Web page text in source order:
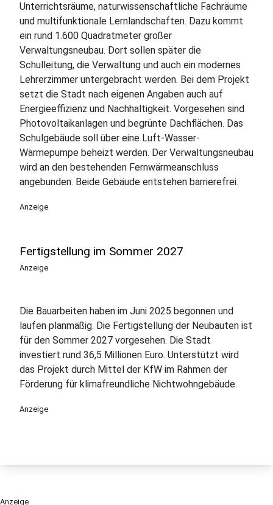
Unterrichtsräume, naturwissenschaftliche Fachräume
und multifunktionale Lernlandschaften. Dazu kommt
ein rund 1.600 Quadratmeter großer
Verwaltungsneubau. Dort sollen später die
Schulleitung, die Verwaltung und auch ein modernes
Lehrerzimmer untergebracht werden. Bei dem Projekt
setzt die Stadt nach eigenen Angaben auch auf
Energieeffizienz und Nachhaltigkeit. Vorgesehen sind
Photovoltaikanlagen und begrünte Dachflächen. Das
Schulgebäude soll über eine Luft-Wasser-
Wärmepumpe beheizt werden. Der Verwaltungsneubau
wird an den bestehenden Fernwärmeanschluss
angebunden. Beide Gebäude entstehen barrierefrei.
Anzeige
Fertigstellung im Sommer 2027
Anzeige
Die Bauarbeiten haben im Juni 2025 begonnen und
laufen planmäßig. Die Fertigstellung der Neubauten ist
für den Sommer 2027 vorgesehen. Die Stadt
investiert rund 36,5 Millionen Euro. Unterstützt wird
das Projekt durch Mittel der KfW im Rahmen der
Förderung für klimafreundliche Nichtwohngebäude.
Anzeige
Anzeige